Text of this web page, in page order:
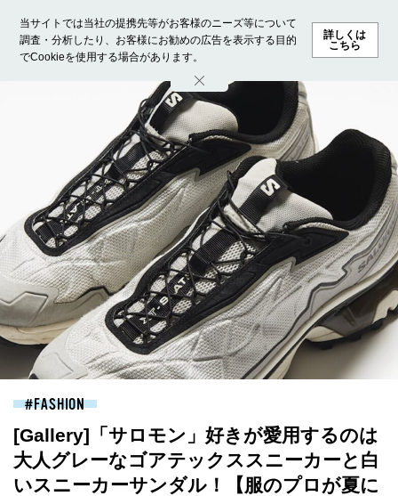
当サイトでは当社の提携先等がお客様のニーズ等について
調査・分析したり、お客様にお勧めの広告を表示する目的
でCookieを使用する場合があります。
詳しくは
こちら
ホーム モデル募集 ランキング ファッション ビューテ
FASHION
[Gallery]「サロモン」好きが愛用するのは
大人グレーなゴアテックススニーカーと白
いスニーカーサンダル！【服のプロが夏に